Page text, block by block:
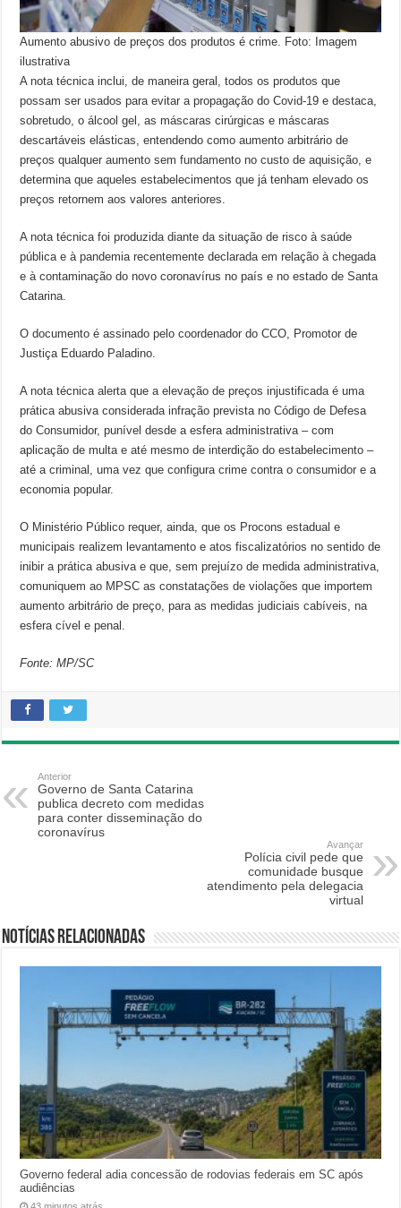
Aumento abusivo de preços dos produtos é crime. Foto: Imagem
ilustrativa
A nota técnica inclui, de maneira geral, todos os produtos que
possam ser usados para evitar a propagação do Covid-19 e destaca,
sobretudo, o álcool gel, as máscaras cirúrgicas e máscaras
descartáveis elásticas, entendendo como aumento arbitrário de
preços qualquer aumento sem fundamento no custo de aquisição, e
determina que aqueles estabelecimentos que já tenham elevado os
preços retornem aos valores anteriores.
A nota técnica foi produzida diante da situação de risco à saúde
pública e à pandemia recentemente declarada em relação à chegada
e à contaminação do novo coronavírus no país e no estado de Santa
Catarina.
O documento é assinado pelo coordenador do CCO, Promotor de
Justiça Eduardo Paladino.
A nota técnica alerta que a elevação de preços injustificada é uma
prática abusiva considerada infração prevista no Código de Defesa
do Consumidor, punível desde a esfera administrativa – com
aplicação de multa e até mesmo de interdição do estabelecimento –
até a criminal, uma vez que configura crime contra o consumidor e a
economia popular.
O Ministério Público requer, ainda, que os Procons estadual e
municipais realizem levantamento e atos fiscalizatórios no sentido de
inibir a prática abusiva e que, sem prejuízo de medida administrativa,
comuniquem ao MPSC as constatações de violações que importem
aumento arbitrário de preço, para as medidas judiciais cabíveis, na
esfera cível e penal.
Fonte: MP/SC
Anterior
Governo de Santa Catarina
publica decreto com medidas
para conter disseminação do
coronavírus
Avançar
Polícia civil pede que
comunidade busque
atendimento pela delegacia
virtual
Notícias relacionadas
Governo federal adia concessão de rodovias federais em SC após
audiências